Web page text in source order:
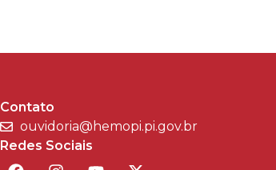
Contato
ouvidoria@hemopi.pi.gov.br
Redes Sociais